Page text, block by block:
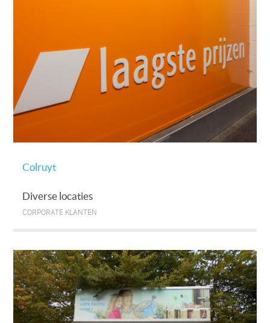
Colruyt
Diverse locaties
CORPORATE KLANTEN